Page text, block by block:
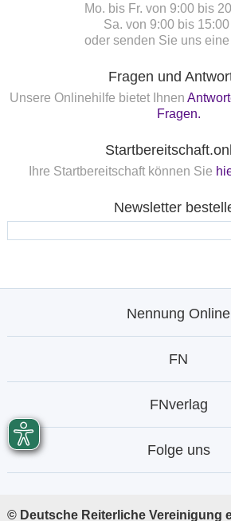
Mo. bis Fr. von 9:00 bis
Sa. von 9:00 bis
oder senden Sie uns eine
Fragen und
Unsere Onlinehilfe bietet Ihnen
Fragen.
Ihre Startbereitschaft können Sie
Newsletter
Nennung Online
FN
FNverlag
Folge uns
© Deutsche Reiterliche Vereinigung